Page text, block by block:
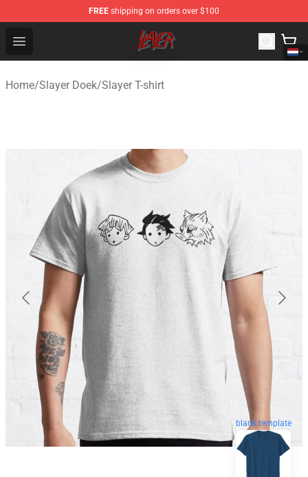
FREE shipping on orders over $100
Open menu
Slayer Store - Official Slayer Merchandise Shop
Home/Slayer Doek/Slayer T-shirt
blank template